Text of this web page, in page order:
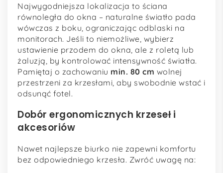
Najwygodniejsza lokalizacja to ściana
równoległa do okna – naturalne światło pada
wówczas z boku, ograniczając odblaski na
monitorach. Jeśli to niemożliwe, wybierz
ustawienie przodem do okna, ale z roletą lub
żaluzją, by kontrolować intensywność światła.
Pamiętaj o zachowaniu min. 80 cm wolnej
przestrzeni za krzesłami, aby swobodnie wstać i
odsunąć fotel.
Dobór ergonomicznych krzeseł i
akcesoriów
Nawet najlepsze biurko nie zapewni komfortu
bez odpowiedniego krzesła. Zwróć uwagę na: